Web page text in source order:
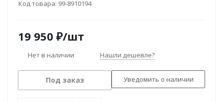
Код товара: 99-8910194
19 950 ₽/шт
Нет в наличии Нашли дешевле?
Под заказ Уведомить о наличии